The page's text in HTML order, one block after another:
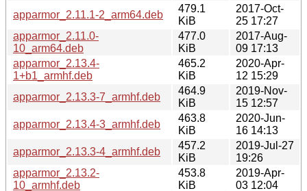
apparmor_2.11.1-2_arm64.deb
479.1
KiB
2017-Oct-
25 17:27
apparmor_2.11.0-
10_arm64.deb
477.0
KiB
2017-Aug-
09 17:13
apparmor_2.13.4-
1+b1_armhf.deb
465.2
KiB
2020-Apr-
12 15:29
apparmor_2.13.3-7_armhf.deb
464.9
KiB
2019-Nov-
15 12:57
apparmor_2.13.4-3_armhf.deb
463.8
KiB
2020-Jun-
16 14:13
apparmor_2.13.3-4_armhf.deb
457.2
KiB
2019-Jul-27
19:26
apparmor_2.13.2-
10_armhf.deb
453.8
KiB
2019-Apr-
03 12:04